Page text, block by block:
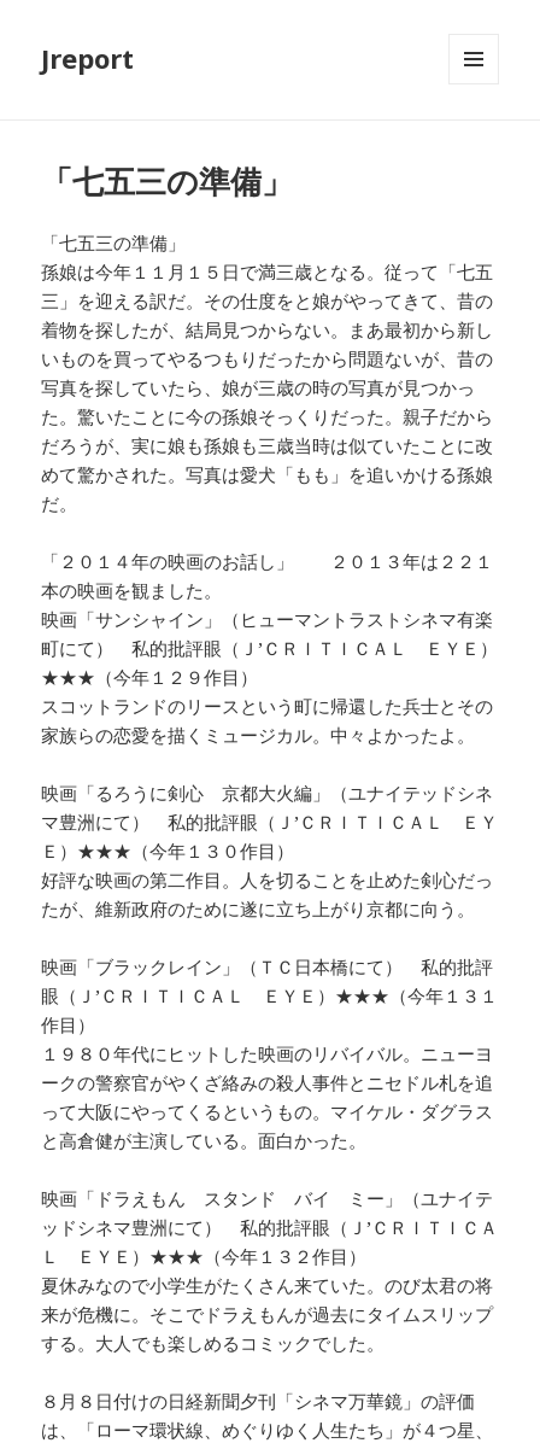
Jreport
「七五三の準備」
「七五三の準備」
孫娘は今年１１月１５日で満三歳となる。従って「七五
三」を迎える訳だ。その仕度をと娘がやってきて、昔の
着物を探したが、結局見つからない。まあ最初から新し
いものを買ってやるつもりだったから問題ないが、昔の
写真を探していたら、娘が三歳の時の写真が見つかっ
た。驚いたことに今の孫娘そっくりだった。親子だから
だろうが、実に娘も孫娘も三歳当時は似ていたことに改
めて驚かされた。写真は愛犬「もも」を追いかける孫娘
だ。
「２０１４年の映画のお話し」 ２０１３年は２２１
本の映画を観ました。
映画「サンシャイン」（ヒューマントラストシネマ有楽
町にて） 私的批評眼（Ｊ’ＣＲＩＴＩＣＡＬ ＥＹＥ）
★★★（今年１２９作目）
スコットランドのリースという町に帰還した兵士とその
家族らの恋愛を描くミュージカル。中々よかったよ。
映画「るろうに剣心 京都大火編」（ユナイテッドシネ
マ豊洲にて） 私的批評眼（Ｊ’ＣＲＩＴＩＣＡＬ ＥＹ
Ｅ）★★★（今年１３０作目）
好評な映画の第二作目。人を切ることを止めた剣心だっ
たが、維新政府のために遂に立ち上がり京都に向う。
映画「ブラックレイン」（ＴＣ日本橋にて） 私的批評
眼（Ｊ’ＣＲＩＴＩＣＡＬ ＥＹＥ）★★★（今年１３１
作目）
１９８０年代にヒットした映画のリバイバル。ニューヨ
ークの警察官がやくざ絡みの殺人事件とニセドル札を追
って大阪にやってくるというもの。マイケル・ダグラス
と高倉健が主演している。面白かった。
映画「ドラえもん スタンド バイ ミー」（ユナイテ
ッドシネマ豊洲にて） 私的批評眼（Ｊ’ＣＲＩＴＩＣＡ
Ｌ ＥＹＥ）★★★（今年１３２作目）
夏休みなので小学生がたくさん来ていた。のび太君の将
来が危機に。そこでドラえもんが過去にタイムスリップ
する。大人でも楽しめるコミックでした。
８月８日付けの日経新聞夕刊「シネマ万華鏡」の評価
は、「ローマ環状線、めぐりゆく人生たち」が４つ星、